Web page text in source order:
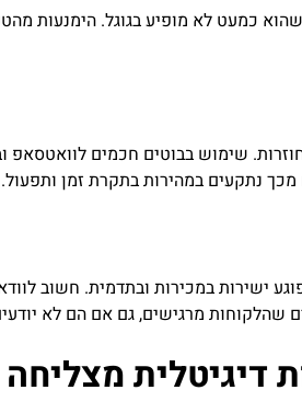
כמעט לא מופיע בגוגל. הימנעות
שימוש בבוטים חכמים
נתקעים במהירות בתקרת זמן ותפעול.
ישירות במכירות ובתדמית. חשוב
שהלקוחות מרגישים, גם אם הם לא
דיגיטלית מצליחה